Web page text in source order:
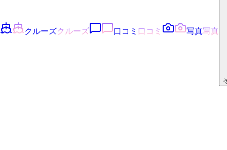
クルーズクルーズ 口コミ 口コミ 写真写真